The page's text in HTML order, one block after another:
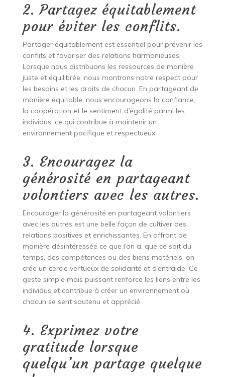
2. Partagez équitablement
pour éviter les conflits.
Partager équitablement est essentiel pour prévenir les
conflits et favoriser des relations harmonieuses.
Lorsque nous distribuons les ressources de manière
juste et équilibrée, nous montrons notre respect pour
les besoins et les droits de chacun. En partageant de
manière équitable, nous encourageons la confiance,
la coopération et le sentiment d’égalité parmi les
individus, ce qui contribue à maintenir un
environnement pacifique et respectueux.
3. Encouragez la
générosité en partageant
volontiers avec les autres.
Encourager la générosité en partageant volontiers
avec les autres est une belle façon de cultiver des
relations positives et enrichissantes. En offrant de
manière désintéressée ce que l’on a, que ce soit du
temps, des compétences ou des biens matériels, on
crée un cercle vertueux de solidarité et d’entraide. Ce
geste simple mais puissant renforce les liens entre les
individus et contribue à créer un environnement où
chacun se sent soutenu et apprécié.
4. Exprimez votre
gratitude lorsque
quelqu’un partage quelque